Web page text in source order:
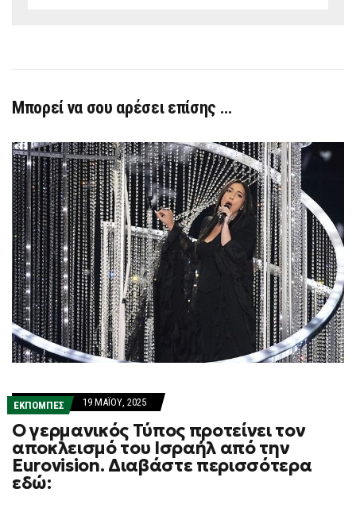
Μπορεί να σου αρέσει επίσης …
ΕΚΠΟΜΠΕΣ 19 ΜΑΪ́ΟΥ, 2025
Ο γερμανικός Τύπος προτείνει τον
αποκλεισμό του Ισραήλ από την
Eurovision. Διαβάστε περισσότερα
εδώ: